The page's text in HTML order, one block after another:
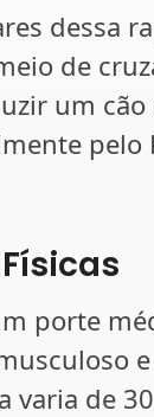
dessa
de
um cão
pelo
porte
varia de